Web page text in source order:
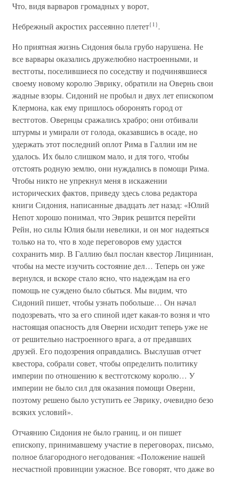
Что, видя варваров громадных у ворот,
Небрежный акростих рассеянно плетет{1}.
Но приятная жизнь Сидония была грубо нарушена. Не
все варвары оказались дружелюбно настроенными, и
вестготы, поселившиеся по соседству и подчинявшиеся
своему новому королю Эврику, обратили на Овернь свои
жадные взоры. Сидоний не пробыл и двух лет епископом
Клермона, как ему пришлось оборонять город от
вестготов. Овернцы сражались храбро; они отбивали
штурмы и умирали от голода, оказавшись в осаде, но
удержать этот последний оплот Рима в Галлии им не
удалось. Их было слишком мало, и для того, чтобы
отстоять родную землю, они нуждались в помощи Рима.
Чтобы никто не упрекнул меня в искажении
исторических фактов, приведу здесь слова редактора
книги Сидония, написанные двадцать лет назад: «Юлий
Непот хорошо понимал, что Эврик решится перейти
Рейн, но силы Юлия были невелики, и он мог надеяться
только на то, что в ходе переговоров ему удастся
сохранить мир. В Галлию был послан квестор Лициниан,
чтобы на месте изучить состояние дел… Теперь он уже
вернулся, и вскоре стало ясно, что надеждам на его
помощь не суждено было сбыться. Мы видим, что
Сидоний пишет, чтобы узнать побольше… Он начал
подозревать, что за его спиной идет какая-то возня и что
настоящая опасность для Оверни исходит теперь уже не
от решительно настроенного врага, а от предавших
друзей. Его подозрения оправдались. Выслушав отчет
квестора, собрали совет, чтобы определить политику
империи по отношению к вестготскому королю… У
империи не было сил для оказания помощи Оверни,
поэтому решено было уступить ее Эврику, очевидно безо
всяких условий».
Отчаянию Сидония не было границ, и он пишет
епископу, принимавшему участие в переговорах, письмо,
полное благородного негодования: «Положение нашей
несчастной провинции ужасное. Все говорят, что даже во